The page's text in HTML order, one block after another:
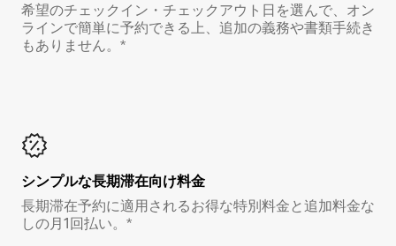
希望のチェックイン・チェックアウト日を選んで、オン
ラインで簡単に予約できる上、追加の義務や書類手続き
もありません。*
シンプルな長期滞在向け料金
長期滞在予約に適用されるお得な特別料金と追加料金な
しの月1回払い。*